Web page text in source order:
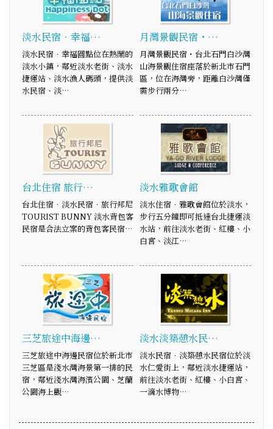
淡水民宿．幸福…
淡水民宿．幸福圓點位在熱鬧的
淡水小鎮，鄰近淡水老街、淡水
捷運站、淡水漁人碼頭，提供淡
水民宿、淡…
月灣景觀民宿・…
月灣景觀民宿・台北石門白沙灣
山海景觀住宿座落於新北市石門
區，位在海灣旁，距離白沙灣僅
需步行兩分…
台北住宿 旅行…
台北住宿‧淡水民宿‧旅行邦尼
TOURIST BUNNY 淡水背包客
民宿是合法立案的背包客民宿…
淡水雅歌會館
淡水住宿．雅歌會館位於淡水，
步行五分鐘即可抵達台北捷運淡
水站，前往淡水老街、紅樓、小
白宮、淡江…
三芝旅途中海邊…
三芝旅途中海邊民宿位於新北市
三芝區是淺水灣海景第一排的民
宿，鄰近淺水灣海濱公園、芝蘭
公園海上觀…
淡水淡築憩水民…
淡水民宿．淡築憩水民宿位於淡
水仁愛街上，鄰近淡水捷運站，
前往淡水老街、紅樓、小白宮、
一滴水博物…